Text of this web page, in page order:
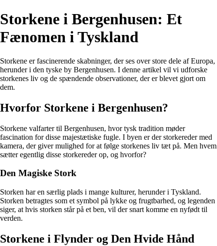
Storkene i Bergenhusen: Et
Fænomen i Tyskland
Storkene er fascinerende skabninger, der ses over store dele af Europa,
herunder i den tyske by Bergenhusen. I denne artikel vil vi udforske
storkenes liv og de spændende observationer, der er blevet gjort om
dem.
Hvorfor Storkene i Bergenhusen?
Storkene valfarter til Bergenhusen, hvor tysk tradition møder
fascination for disse majestætiske fugle. I byen er der storkereder med
kamera, der giver mulighed for at følge storkenes liv tæt på. Men hvem
sætter egentlig disse storkereder op, og hvorfor?
Den Magiske Stork
Storken har en særlig plads i mange kulturer, herunder i Tyskland.
Storken betragtes som et symbol på lykke og frugtbarhed, og legenden
siger, at hvis storken står på et ben, vil der snart komme en nyfødt til
verden.
Storkene i Flynder og Den Hvide Hånd